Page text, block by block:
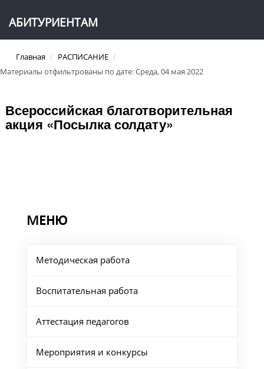
АБИТУРИЕНТАМ
Главная / РАСПИСАНИЕ /
Материалы отфильтрованы по дате: Среда, 04 мая 2022
Всероссийская благотворительная
акция «Посылка солдату»
МЕНЮ
Методическая работа
Воспитательная работа
Аттестация педагогов
Мероприятия и конкурсы